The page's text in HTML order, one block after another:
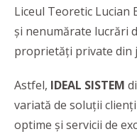
Liceul Teoretic Lucian
și nenumărate lucrări
proprietăți private din
Astfel, IDEAL SISTEM
variată de soluţii
optime şi servicii de